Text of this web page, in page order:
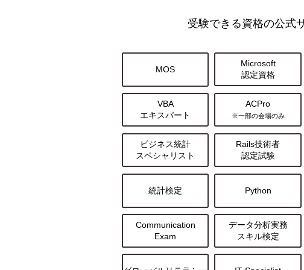
受験できる資格の公式
MOS
Microsoft
認定資格
VBA
エキスパート
ACPro
※一部の会場のみ
ビジネス統計
スペシャリスト
Rails技術者
認定試験
統計検定 Python
Communication
Exam
データ分析実務
スキル検定